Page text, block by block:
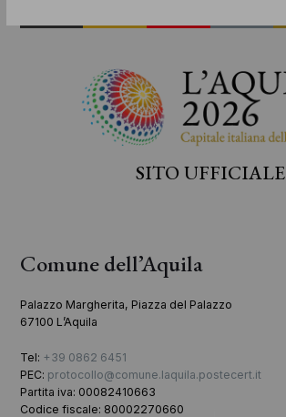
SITO UFFICIALE
Comune dell’Aquila
Palazzo Margherita, Piazza del Palazzo
67100 L’Aquila
Tel: +39 0862 6451
PEC: protocollo@comune.laquila.postecert.it
Partita iva: 00082410663
Codice fiscale: 80002270660